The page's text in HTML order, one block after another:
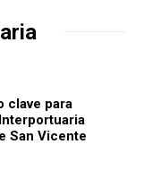
clave para
San Vicente